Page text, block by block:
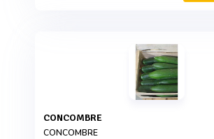
CONCOMBRE
CONCOMBRE